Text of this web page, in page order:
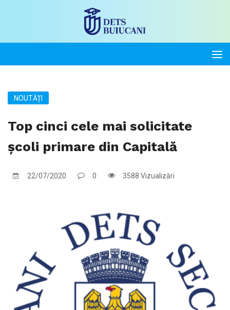
NOUTĂȚI
Top cinci cele mai solicitate
școli primare din Capitală
22/07/2020 0 3588 Vizualizări